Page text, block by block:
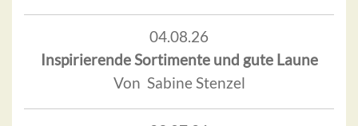
04.08.26
Inspirierende Sortimente und gute Laune
Von Sabine Stenzel